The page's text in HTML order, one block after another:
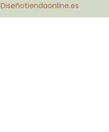
Diseñotiendaonline.es